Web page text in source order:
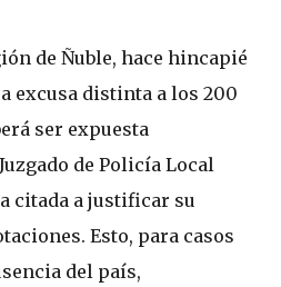
de Ñuble, hace hincapié
excusa distinta a los 200
ser expuesta
de Policía Local
citada a justificar su
Esto, para casos
del país,